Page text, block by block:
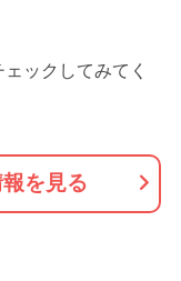
ックしてみてく
を見る